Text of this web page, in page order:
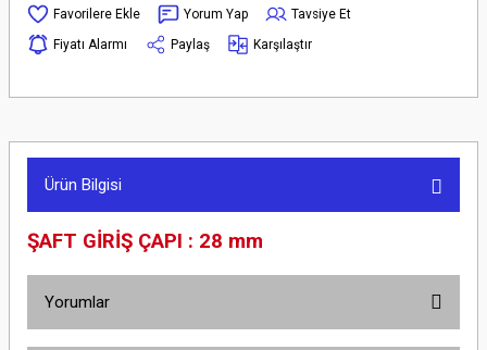
Yorum Yap
Tavsiye Et
Fiyatı Alarmı
Paylaş Karşılaştır
Ürün Bilgisi
ŞAFT GİRİŞ ÇAPI : 28 mm
Yorumlar